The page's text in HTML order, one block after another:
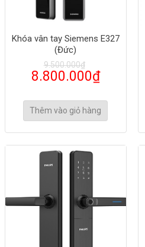
Khóa vân tay Siemens E327
(Đức)
9.500.000₫
8.800.000₫
Thêm vào giỏ hàng